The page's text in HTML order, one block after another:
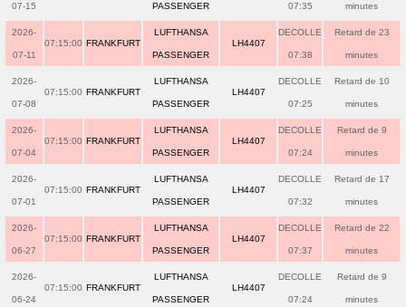
07-15 PASSENGER 07:35 minutes
2026-
07-11
07:15:00 FRANKFURT
LUFTHANSA
PASSENGER
LH4407
DECOLLE
07:38
Retard de 23
minutes
2026-
07-08
07:15:00 FRANKFURT
LUFTHANSA
PASSENGER
LH4407
DECOLLE
07:25
Retard de 10
minutes
2026-
07-04
07:15:00 FRANKFURT
LUFTHANSA
PASSENGER
LH4407
DECOLLE
07:24
Retard de 9
minutes
2026-
07-01
07:15:00 FRANKFURT
LUFTHANSA
PASSENGER
LH4407
DECOLLE
07:32
Retard de 17
minutes
2026-
06-27
07:15:00 FRANKFURT
LUFTHANSA
PASSENGER
LH4407
DECOLLE
07:37
Retard de 22
minutes
2026-
06-24
07:15:00 FRANKFURT
LUFTHANSA
PASSENGER
LH4407
DECOLLE
07:24
Retard de 9
minutes